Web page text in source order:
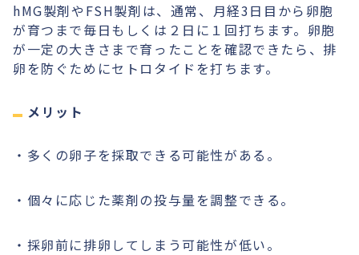
hMG製剤やFSH製剤は、通常、月経3日目から卵胞
が育つまで毎日もしくは２日に１回打ちます。卵胞
が一定の大きさまで育ったことを確認できたら、排
卵を防ぐためにセトロタイドを打ちます。
メリット
・多くの卵子を採取できる可能性がある。
・個々に応じた薬剤の投与量を調整できる。
・採卵前に排卵してしまう可能性が低い。